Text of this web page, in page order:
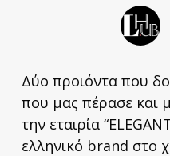
Δύο προιόντα που
που μας πέρασε και
την εταιρία
ελληνικό brand στο